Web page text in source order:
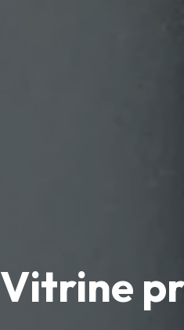
Vitrine